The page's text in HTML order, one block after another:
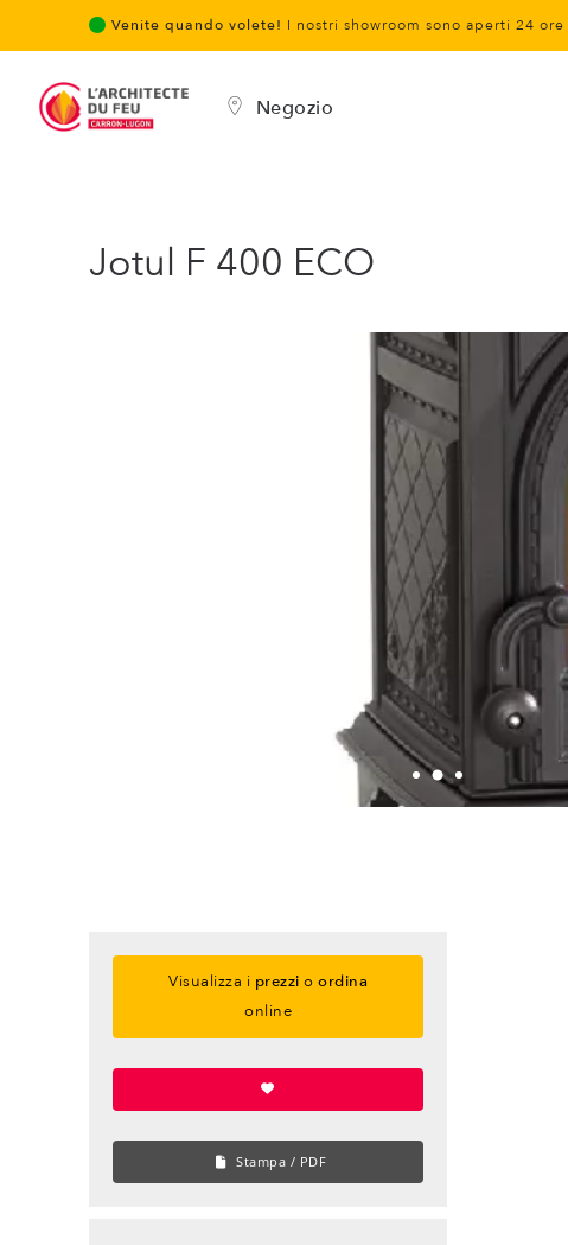
Venite quando volete! I nostri showroom sono aperti 24
Negozio
Jotul F 400 ECO
Visualizza i prezzi oordina
online
Stampa / PDF